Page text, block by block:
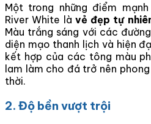
Một trong những điểm
River White là vẻ đẹp tự
Màu trắng sáng với các
diện mạo thanh lịch và hiện
kết hợp của các tông màu
lam làm cho đá trở nên
thời.
2. Độ bền vượt trội